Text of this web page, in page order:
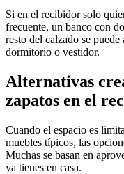
Si en el recibidor solo
frecuente, un banco con
resto del calzado se
dormitorio o vestidor.
Alternativas
zapatos en el
Cuando el espacio es
muebles típicos, las
Muchas se basan en
ya tienes en casa.